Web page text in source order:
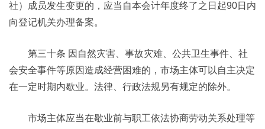
社）成员发生变更的，应当自本会计年度终了之日起90日内
向登记机关办理备案。
第三十条 因自然灾害、事故灾难、公共卫生事件、社
会安全事件等原因造成经营困难的，市场主体可以自主决定
在一定时期内歇业。法律、行政法规另有规定的除外。
市场主体应当在歇业前与职工依法协商劳动关系处理等